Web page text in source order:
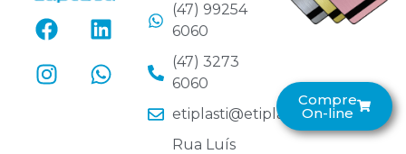
(47) 99254
6060
(47) 3273
6060
etiplasti@etiplasti.com.br
Rua Luís
Compre
On-line